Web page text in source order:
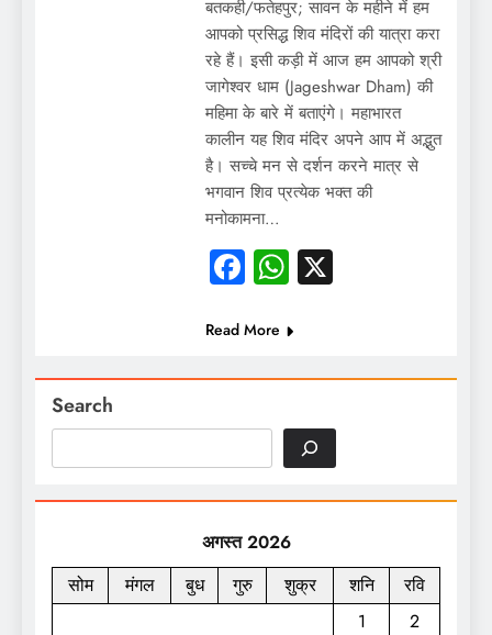
बतकही/फतेहपुर; सावन के महीने में हम
आपको प्रसिद्ध शिव मंदिरों की यात्रा करा
रहे हैं। इसी कड़ी में आज हम आपको श्री
जागेश्वर धाम (Jageshwar Dham) की
महिमा के बारे में बताएंगे। महाभारत
कालीन यह शिव मंदिर अपने आप में अद्भुत
है। सच्चे मन से दर्शन करने मात्र से
भगवान शिव प्रत्येक भक्त की
मनोकामना…
Facebook
WhatsApp
X
Read More
Search
अगस्त 2026
सोम
मंगल बुध गुरु शुक्र शनि
रवि
1
2